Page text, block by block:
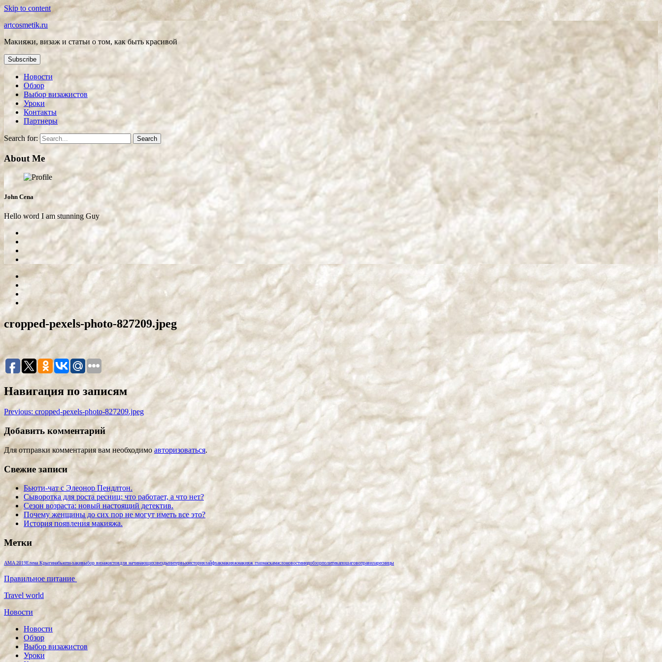
Skip to content
artcosmetik.ru
Макияжи, визаж и статьи о том, как быть красивой
Subscribe
Новости
Обзор
Выбор визажистов
Уроки
Контакты
Партнеры
Search for:
About Me
John Cena
Hello word I am stunning Guy
cropped-pexels-photo-827209.jpeg
Навигация по записям
Previous: cropped-pexels-photo-827209.jpeg
Добавить комментарий
Для отправки комментария вам необходимо авторизоваться.
Свежие записи
Бьюти-чат с Элеонор Пендлтон.
Сыворотка для роста ресниц: что работает, а что нет?
Сезон возраста: новый настоящий детектив.
Почему женщины до сих пор не могут иметь все это?
История появления макияжа.
Метки
AMA 2019Елена Крыгинабьюти-хакивыбор визажистовдля начинающихзвездыинтервьюисториялайфхакмакияжмакияж глазмаскамаслоновостинюдобзорполитикапошаговоправиларесницы
Правильное питание
Travel world
Новости
Новости
Обзор
Выбор визажистов
Уроки